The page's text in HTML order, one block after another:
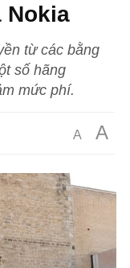
Nokia
từ các bằng
số hãng
mức phí.
A A